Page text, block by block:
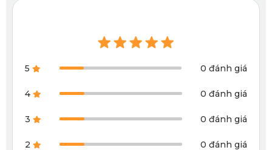
5 0 đánh giá
4 0 đánh giá
3 0 đánh giá
2 0 đánh giá